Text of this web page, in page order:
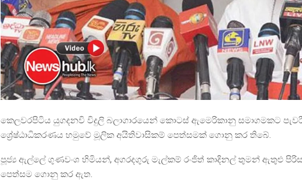
කෙලවරපිටිය යුගදනවි විදුලි බලාගාරයෙන් කොටස් ඇමෙරිකානු සමාගමකට
ශ්‍රේෂ්ඨාධිකරණය හමුවේ මූලික අයිතිවාසිකම් පෙත්සමක් ගොනු කර තිබේ.
පූජ්‍ය ඇල්ලේ ගුණවංශ හිමියන්, අගරදගුරු මැල්කම් රංජිත් කාදිනල් තුමන් ඇතුළු
පෙත්සම ගොනු කර ඇත.